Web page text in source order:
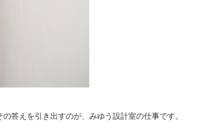
答えを引き出すのが、みゆう設計室の仕事です。